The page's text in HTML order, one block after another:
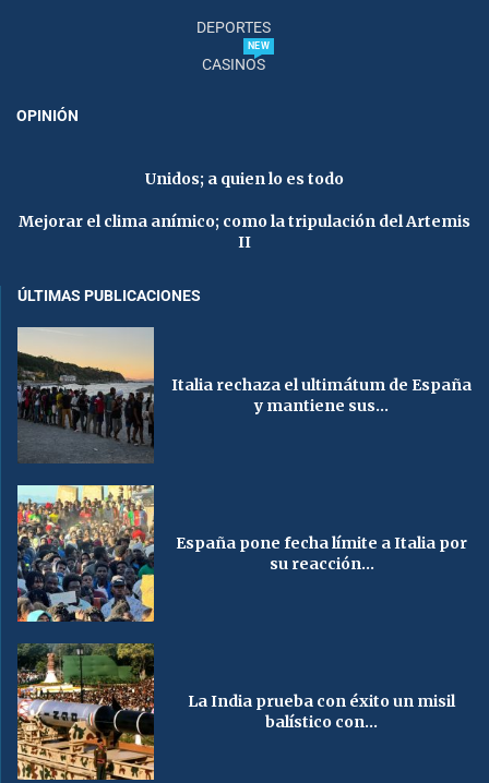
DEPORTES
CASINOS
NEW
OPINIÓN
Unidos; a quien lo es todo
Mejorar el clima anímico; como la tripulación del Artemis
II
ÚLTIMAS PUBLICACIONES
Italia rechaza el ultimátum de España
y mantiene sus...
España pone fecha límite a Italia por
su reacción...
La India prueba con éxito un misil
balístico con...